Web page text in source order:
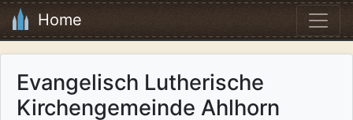
Home
Evangelisch Lutherische
Kirchengemeinde Ahlhorn